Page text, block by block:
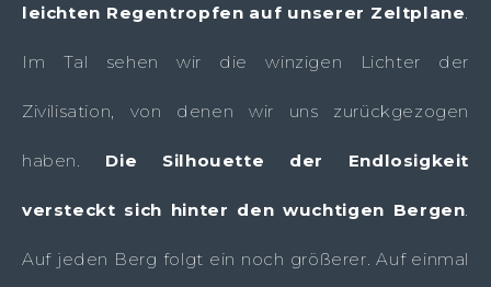
leichten Regentropfen auf unserer Zeltplane
Im Tal sehen wir die winzigen Lichter der
Zivilisation, von denen wir uns zurückgezogen
haben. Die Silhouette der Endlosigkeit
versteckt sich hinter den wuchtigen Bergen
Auf jeden Berg folgt ein noch größerer. Auf einmal